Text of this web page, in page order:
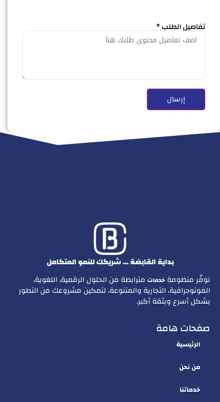
تفاصيل الطلب *
بداية القابضة … شريكك للنمو المتكامل
نوفّر منظومة خدمات مترابطة من الحلول الرقمية، اللغوية،
الفوتوجرافية، التجارية والمتنوعة، لتمكين مشروعك من التطور
بشكل أسرع وبثقة أكبر.
صفحات هامة
الرئيسية
من نحن
خدماتنا